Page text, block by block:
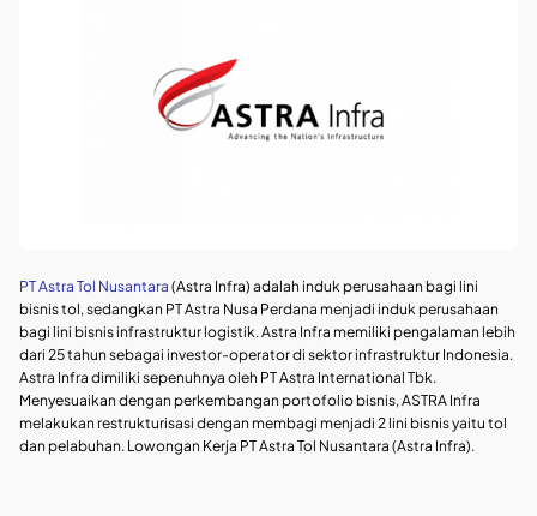
PT Astra Tol Nusantara (Astra Infra) adalah induk perusahaan bagi lini
bisnis tol, sedangkan PT Astra Nusa Perdana menjadi induk perusahaan
bagi lini bisnis infrastruktur logistik. Astra Infra memiliki pengalaman lebih
dari 25 tahun sebagai investor-operator di sektor infrastruktur Indonesia.
Astra Infra dimiliki sepenuhnya oleh PT Astra International Tbk.
Menyesuaikan dengan perkembangan portofolio bisnis, ASTRA Infra
melakukan restrukturisasi dengan membagi menjadi 2 lini bisnis yaitu tol
dan pelabuhan. Lowongan Kerja PT Astra Tol Nusantara (Astra Infra).